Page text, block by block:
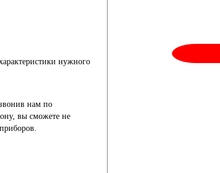
нужного
нам по
вы сможете не